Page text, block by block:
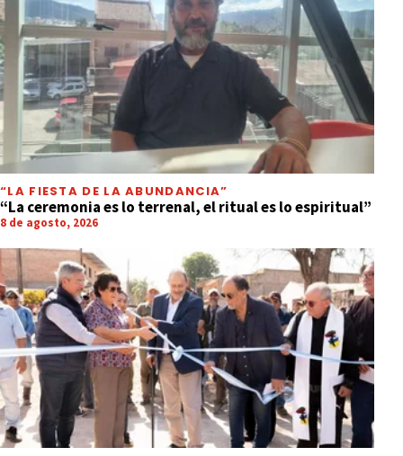
“LA FIESTA DE LA ABUNDANCIA”
“La ceremonia es lo terrenal, el ritual es lo espiritual”
8 de agosto, 2026